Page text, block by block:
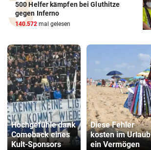
500 Helfer kämpfen bei Gluthitze
gegen Inferno
140.572 mal gelesen
Hochgefühle dank
Comeback eines
Kult-Sponsors
Diese Fehler
kosten im Urlaub
ein Vermögen